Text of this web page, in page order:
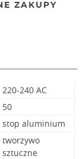
ZAKUPY
220-240 AC
50
stop aluminium
tworzywo
sztuczne